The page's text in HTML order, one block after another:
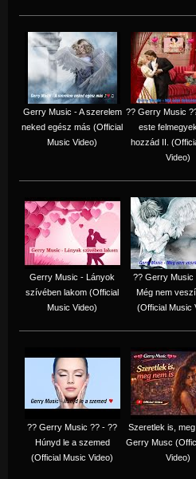
Gerry Music - A szerelem
neked egész más (Official
Music Video)
?? Gerry Music
este
hozzád II.
Video)
Gerry Music - Lányok
szívében lakom (Official
Music Video)
?? Gerry Music
Még nem
(Official Music
?? Gerry Music ?? - ??
Húnyd le a szemed
(Official Music Video)
Szeretlek is,
Gerry Musc
Video)